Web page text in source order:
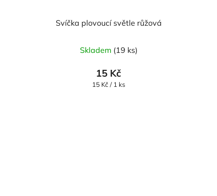
Svíčka plovoucí světle růžová
hodnocení
produktu
je
Skladem (19 ks)
15 Kč
Měrná
15 Kč / 1 ks